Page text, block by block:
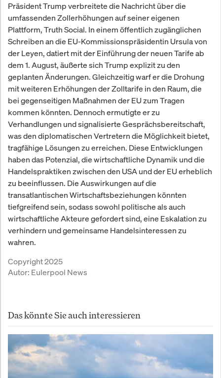
Präsident Trump verbreitete die Nachricht über die
umfassenden Zollerhöhungen auf seiner eigenen
Plattform, Truth Social. In einem öffentlich zugänglichen
Schreiben an die EU-Kommissionspräsidentin Ursula von
der Leyen, datiert mit der Einführung der neuen Tarife ab
dem 1. August, äußerte sich Trump explizit zu den
geplanten Änderungen. Gleichzeitig warf er die Drohung
mit weiteren Erhöhungen der Zolltarife in den Raum, die
bei gegenseitigen Maßnahmen der EU zum Tragen
kommen könnten. Dennoch ermutigte er zu
Verhandlungen und signalisierte Gesprächsbereitschaft,
was den diplomatischen Vertretern die Möglichkeit bietet,
tragfähige Lösungen zu erreichen. Diese Entwicklungen
haben das Potenzial, die wirtschaftliche Dynamik und die
Handelspraktiken zwischen den USA und der EU erheblich
zu beeinflussen. Die Auswirkungen auf die
transatlantischen Wirtschaftsbeziehungen könnten
tiefgreifend sein, sodass sowohl politische als auch
wirtschaftliche Akteure gefordert sind, eine Eskalation zu
verhindern und gemeinsame Handelsinteressen zu
wahren.
Copyright 2025
Autor: Eulerpool News
Das könnte Sie auch interessieren